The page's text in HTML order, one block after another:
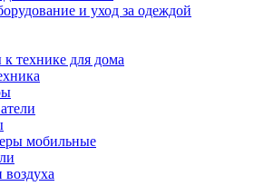
и уход за одеждой
к технике для дома
мобильные